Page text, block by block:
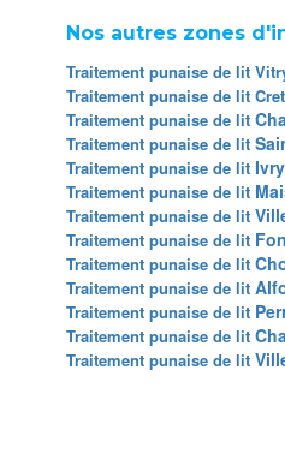
Nos autres zones
Traitement punaise de lit
Traitement punaise de lit
Traitement punaise de lit
Traitement punaise de lit
Traitement punaise de lit
Traitement punaise de lit
Traitement punaise de lit
Traitement punaise de lit
Traitement punaise de lit
Traitement punaise de lit
Traitement punaise de lit
Traitement punaise de lit
Traitement punaise de lit